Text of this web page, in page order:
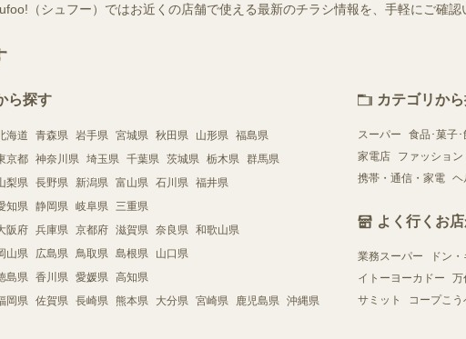
（シュフー）ではお近くの店舗で使える最新のチラシ情報を、手軽にご確
ら探す
海道 青森県 岩手県 宮城県 秋田県 山形県 福島県
京都 神奈川県 埼玉県 千葉県 茨城県 栃木県 群馬県
梨県 長野県 新潟県 富山県 石川県 福井県
知県 静岡県 岐阜県 三重県
阪府 兵庫県 京都府 滋賀県 奈良県 和歌山県
山県 広島県 鳥取県 島根県 山口県
島県 香川県 愛媛県 高知県
岡県 佐賀県 長崎県 熊本県 大分県 宮崎県 鹿児島県 沖縄県
カテゴリか
スーパー 食品･菓子
家電店
ファッション
携帯・通信・家電 ヘ
よく行くお
業務スーパー ドン
イトーヨーカドー
万
サミット
コープこう